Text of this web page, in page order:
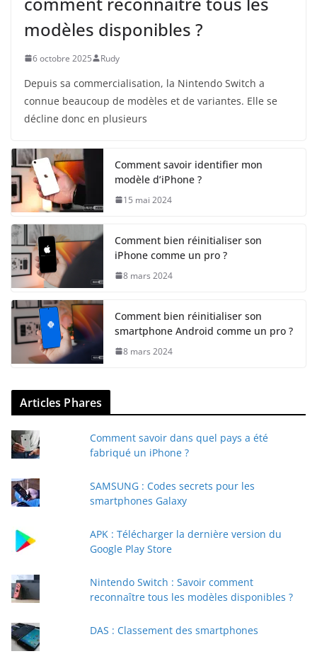
modèles disponibles ?
6 octobre 2025 Rudy
Depuis sa commercialisation, la Nintendo Switch a
connue beaucoup de modèles et de variantes. Elle se
décline donc en plusieurs
Comment savoir identifier mon
modèle d’iPhone ?
15 mai 2024
Comment bien réinitialiser son
iPhone comme un pro ?
8 mars 2024
Comment bien réinitialiser son
smartphone Android comme un pro ?
8 mars 2024
Articles Phares
Comment savoir dans quel pays a été
fabriqué un iPhone ?
SAMSUNG : Codes secrets pour les
smartphones Galaxy
APK : Télécharger la dernière version du
Google Play Store
Nintendo Switch : Savoir comment
reconnaître tous les modèles disponibles ?
DAS : Classement des smartphones